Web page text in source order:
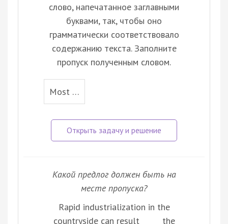
слово, напечатанное заглавными
буквами, так, чтобы оно
грамматически соответствовало
содержанию текста. Заполните
пропуск полученным словом.
Most …
Какой предлог должен быть на
месте пропуска?
Rapid industrialization in the
countryside can result _____ the